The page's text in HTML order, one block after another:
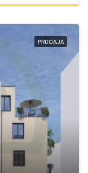
PRODAJA